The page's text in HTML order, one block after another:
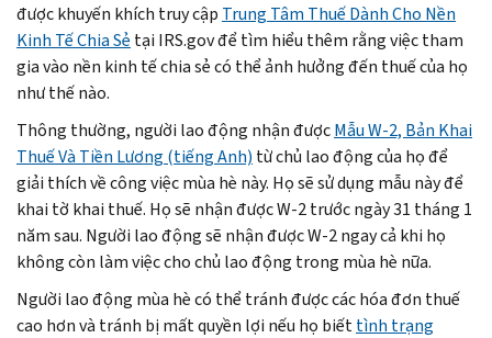
được khuyến khích truy cập Trung Tâm Thuế Dành Cho Nền
Kinh Tế Chia Sẻ tại IRS.gov để tìm hiểu thêm rằng việc tham
gia vào nền kinh tế chia sẻ có thể ảnh hưởng đến thuế của họ
như thế nào.
Thông thường, người lao động nhận đượcMẫu W-2, Bản Khai
Thuế Và Tiền Lương (tiếng Anh) từ chủ lao động của họ để
giải thích về công việc mùa hè này. Họ sẽ sử dụng mẫu này để
khai tờ khai thuế. Họ sẽ nhận được W-2 trước ngày 31 tháng 1
năm sau. Người lao động sẽ nhận được W-2 ngay cả khi họ
không còn làm việc cho chủ lao động trong mùa hè nữa.
Người lao động mùa hè có thể tránh được các hóa đơn thuế
cao hơn và tránh bị mất quyền lợi nếu họ biếttình trạng